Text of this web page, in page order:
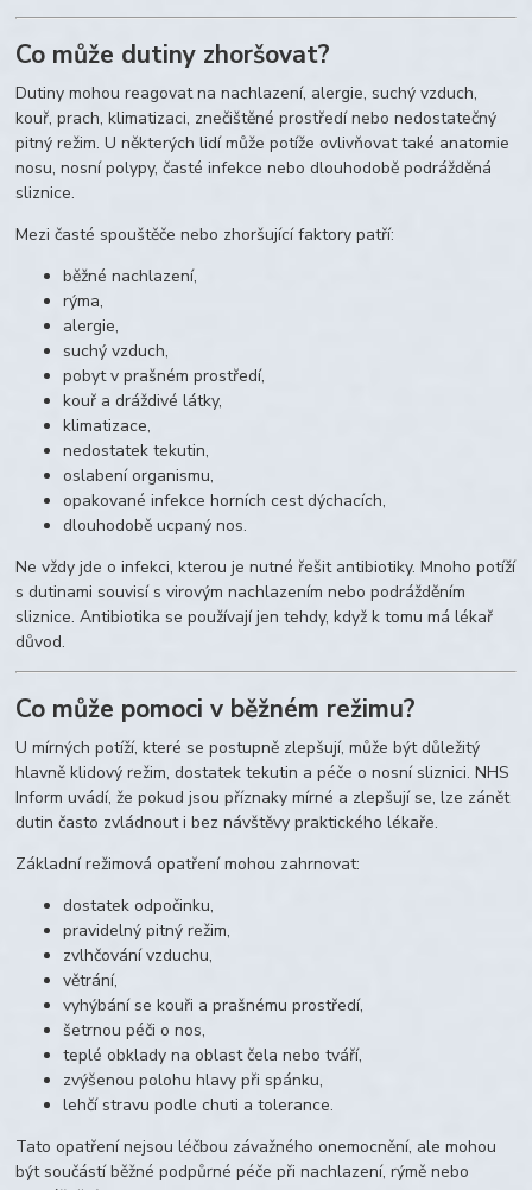
Co může dutiny zhoršovat?
Dutiny mohou reagovat na nachlazení, alergie, suchý vzduch,
kouř, prach, klimatizaci, znečištěné prostředí nebo nedostatečný
pitný režim. U některých lidí může potíže ovlivňovat také anatomie
nosu, nosní polypy, časté infekce nebo dlouhodobě podrážděná
sliznice.
Mezi časté spouštěče nebo zhoršující faktory patří:
běžné nachlazení,
rýma,
alergie,
suchý vzduch,
pobyt v prašném prostředí,
kouř a dráždivé látky,
klimatizace,
nedostatek tekutin,
oslabení organismu,
opakované infekce horních cest dýchacích,
dlouhodobě ucpaný nos.
Ne vždy jde o infekci, kterou je nutné řešit antibiotiky. Mnoho potíží
s dutinami souvisí s virovým nachlazením nebo podrážděním
sliznice. Antibiotika se používají jen tehdy, když k tomu má lékař
důvod.
Co může pomoci v běžném režimu?
U mírných potíží, které se postupně zlepšují, může být důležitý
hlavně klidový režim, dostatek tekutin a péče o nosní sliznici. NHS
Inform uvádí, že pokud jsou příznaky mírné a zlepšují se, lze zánět
dutin často zvládnout i bez návštěvy praktického lékaře.
Základní režimová opatření mohou zahrnovat:
dostatek odpočinku,
pravidelný pitný režim,
zvlhčování vzduchu,
větrání,
vyhýbání se kouři a prašnému prostředí,
šetrnou péči o nos,
teplé obklady na oblast čela nebo tváří,
zvýšenou polohu hlavy při spánku,
lehčí stravu podle chuti a tolerance.
Tato opatření nejsou léčbou závažného onemocnění, ale mohou
být součástí běžné podpůrné péče při nachlazení, rýmě nebo